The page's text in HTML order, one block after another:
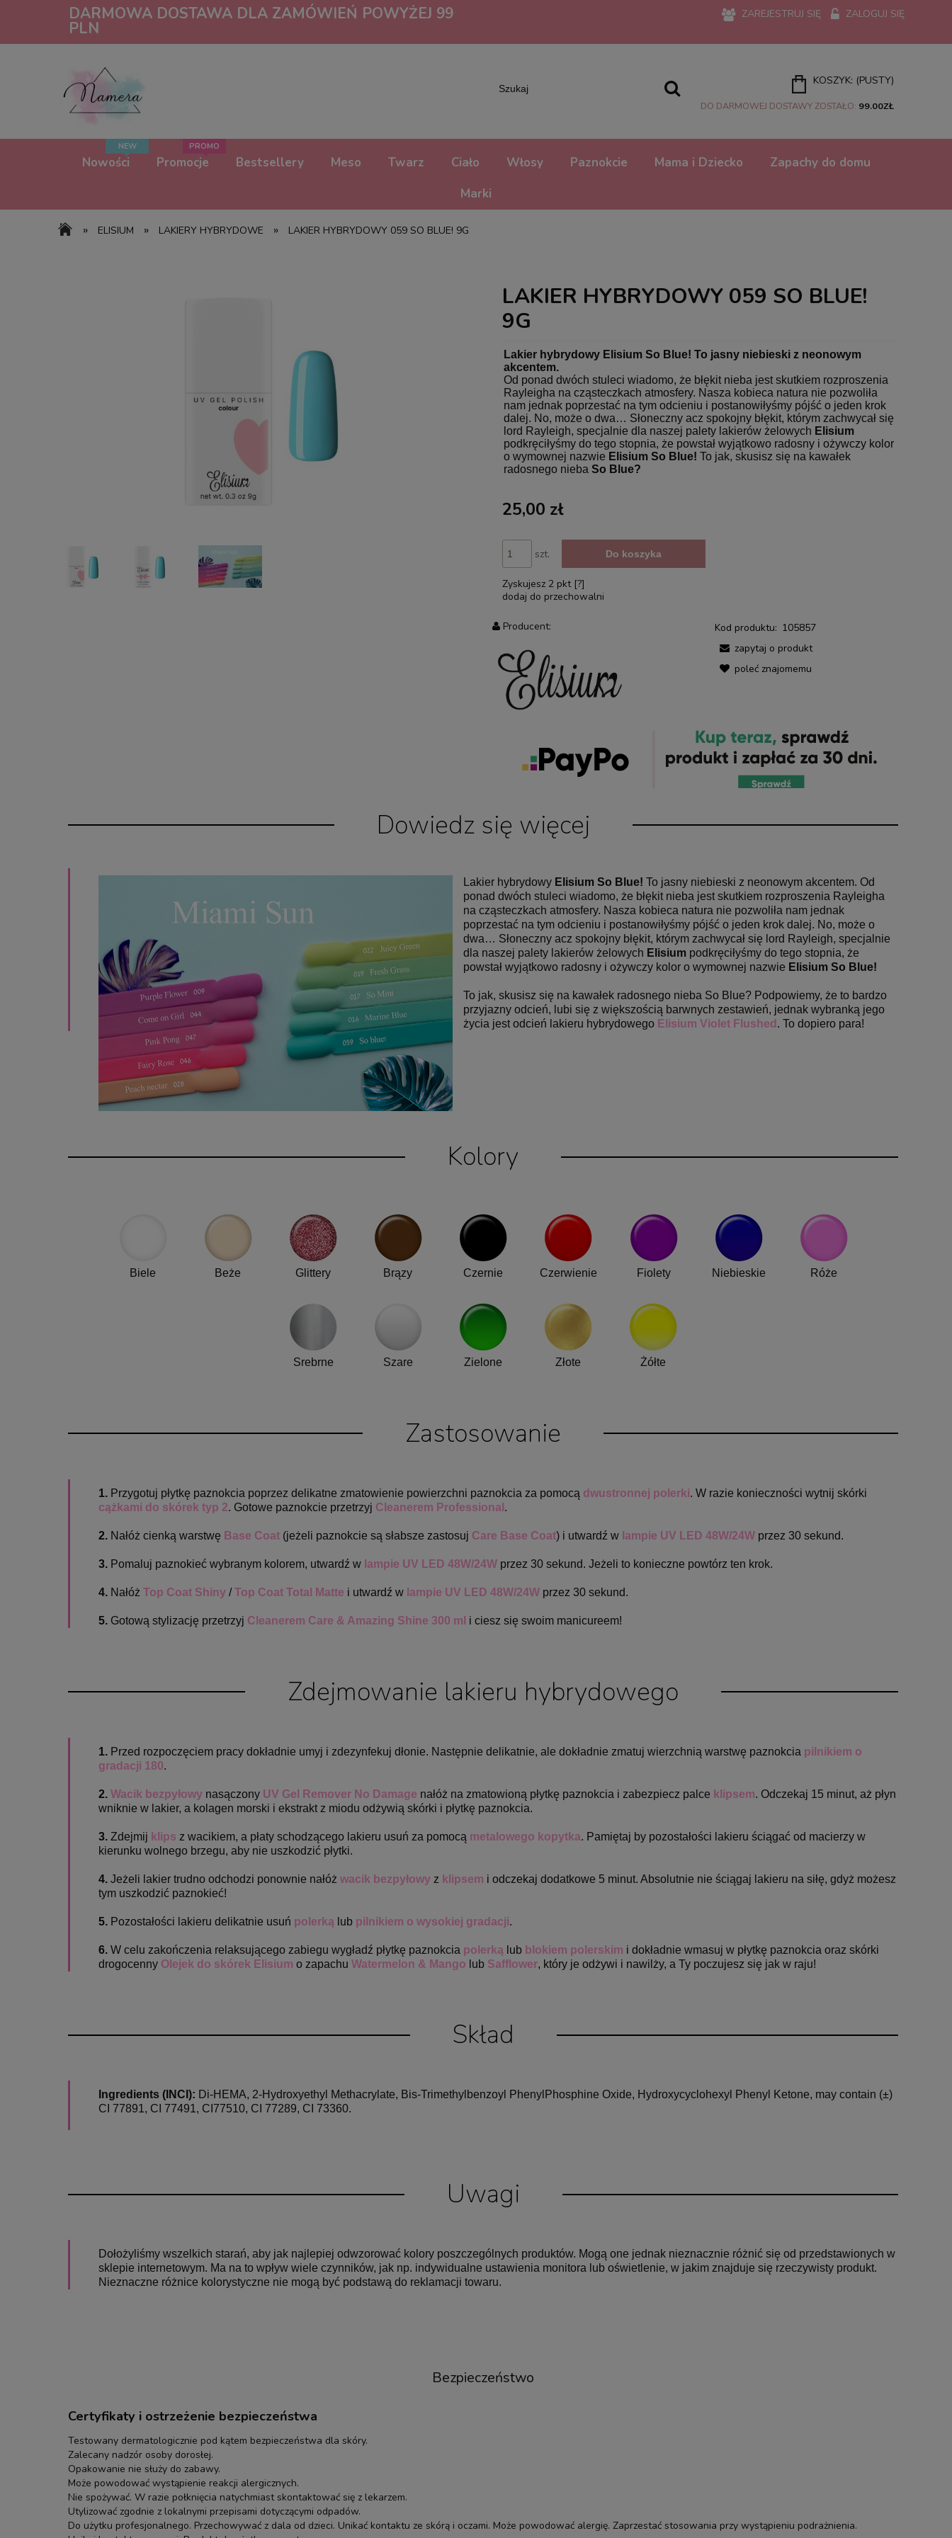
DARMOWA DOSTAWA DLA ZAMÓWIEŃ POWYŻEJ 99
PLN
ZAREJESTRUJ SIĘ ZALOGUJ SIĘ
KOSZYK: (PUSTY)
DO DARMOWEJ DOSTAWY ZOSTAŁO: 99.00ZŁ
Nowości Promocje Bestsellery Meso Twarz Ciało Włosy Paznokcie Mama i Dziecko
Zapachy do domu
Marki
» ELISIUM » LAKIERY HYBRYDOWE » LAKIER HYBRYDOWY 059 SO BLUE! 9G
LAKIER HYBRYDOWY 059 SO BLUE!
9G
Lakier hybrydowy Elisium So Blue! To jasny niebieski z neonowym
akcentem.
Od ponad dwóch stuleci wiadomo, że błękit nieba jest skutkiem rozproszenia
Rayleigha na cząsteczkach atmosfery. Nasza kobieca natura nie pozwoliła
nam jednak poprzestać na tym odcieniu i postanowiłyśmy pójść o jeden krok
dalej. No, może o dwa… Słoneczny acz spokojny błękit, którym zachwycał się
lord Rayleigh, specjalnie dla naszej palety lakierów żelowych Elisium
podkręciłyśmy do tego stopnia, że powstał wyjątkowo radosny i ożywczy kolor
o wymownej nazwie Elisium So Blue! To jak, skusisz się na kawałek
radosnego nieba So Blue?
25,00 zł
szt. Do koszyka
Zyskujesz 2pkt [?]
dodaj do przechowalni
Producent: Kod produktu: 105857
zapytaj o produkt
poleć znajomemu
Dowiedz się więcej
Lakier hybrydowy Elisium So Blue! To jasny niebieski z neonowym akcentem. Od
ponad dwóch stuleci wiadomo, że błękit nieba jest skutkiem rozproszenia Rayleigha
na cząsteczkach atmosfery. Nasza kobieca natura nie pozwoliła nam jednak
poprzestać na tym odcieniu i postanowiłyśmy pójść o jeden krok dalej. No, może o
dwa… Słoneczny acz spokojny błękit, którym zachwycał się lord Rayleigh, specjalnie
dla naszej palety lakierów żelowych Elisium podkręciłyśmy do tego stopnia, że
powstał wyjątkowo radosny i ożywczy kolor o wymownej nazwie Elisium So Blue!
To jak, skusisz się na kawałek radosnego nieba So Blue? Podpowiemy, że to bardzo
przyjazny odcień, lubi się z większością barwnych zestawień, jednak wybranką jego
życia jest odcień lakieru hybrydowego Elisium Violet Flushed . To dopiero para!
Kolory
Biele Beże Glittery Brązy Czernie Czerwienie Fiolety Niebieskie Róże
Srebrne Szare Zielone Złote Żółte
Zastosowanie
1. Przygotuj płytkę paznokcia poprzez delikatne zmatowienie powierzchni paznokcia za pomocą dwustronnej polerki. W razie konieczności wytnij skórki
cążkami do skórek typ 2. Gotowe paznokcie przetrzyj Cleanerem Professional .
2. Nałóż cienką warstwę Base Coat (jeżeli paznokcie są słabsze zastosuj Care Base Coat) i utwardź w lampie UV LED 48W/24W przez 30 sekund.
3. Pomaluj paznokieć wybranym kolorem, utwardź w lampie UV LED 48W/24W przez 30 sekund. Jeżeli to konieczne powtórz ten krok.
4. Nałóż Top Coat Shiny /Top Coat Total Matte i utwardź w lampie UV LED 48W/24W przez 30 sekund.
5. Gotową stylizację przetrzyj Cleanerem Care & Amazing Shine 300 ml i ciesz się swoim manicureem!
Zdejmowanie lakieru hybrydowego
1. Przed rozpoczęciem pracy dokładnie umyj i zdezynfekuj dłonie. Następnie delikatnie, ale dokładnie zmatuj wierzchnią warstwę paznokcia pilnikiem o
gradacji 180.
2. Wacik bezpyłowy nasączony UV Gel Remover No Damage nałóż na zmatowioną płytkę paznokcia i zabezpiecz palce klipsem. Odczekaj 15 minut, aż płyn
wniknie w lakier, a kolagen morski i ekstrakt z miodu odżywią skórki i płytkę paznokcia.
3. Zdejmij klips z wacikiem, a płaty schodzącego lakieru usuń za pomocą metalowego kopytka. Pamiętaj by pozostałości lakieru ściągać od macierzy w
kierunku wolnego brzegu, aby nie uszkodzić płytki.
4. Jeżeli lakier trudno odchodzi ponownie nałóż wacik bezpyłowy z klipsem i odczekaj dodatkowe 5 minut. Absolutnie nie ściągaj lakieru na siłę, gdyż możesz
tym uszkodzić paznokieć!
5. Pozostałości lakieru delikatnie usuń polerką lub pilnikiem o wysokiej gradacji.
6. W celu zakończenia relaksującego zabiegu wygładź płytkę paznokcia polerką lub blokiem polerskim i dokładnie wmasuj w płytkę paznokcia oraz skórki
drogocenny Olejek do skórek Elisium o zapachu Watermelon & Mango lub Safflower, który je odżywi i nawilży, a Ty poczujesz się jak w raju!
Skład
Ingredients (INCI): Di-HEMA, 2-Hydroxyethyl Methacrylate, Bis-Trimethylbenzoyl PhenylPhosphine Oxide, Hydroxycyclohexyl Phenyl Ketone, may contain (±)
CI 77891, CI 77491, CI77510, CI 77289, CI 73360.
Uwagi
Dołożyliśmy wszelkich starań, aby jak najlepiej odwzorować kolory poszczególnych produktów. Mogą one jednak nieznacznie różnić się od przedstawionych w
sklepie internetowym. Ma na to wpływ wiele czynników, jak np. indywidualne ustawienia monitora lub oświetlenie, w jakim znajduje się rzeczywisty produkt.
Nieznaczne różnice kolorystyczne nie mogą być podstawą do reklamacji towaru.
Bezpieczeństwo
Certyfikaty i ostrzeżenie bezpieczeństwa
Testowany dermatologicznie pod kątem bezpieczeństwa dla skóry.
Zalecany nadzór osoby dorosłej.
Opakowanie nie służy do zabawy.
Może powodować wystąpienie reakcji alergicznych.
Nie spożywać. W razie połknięcia natychmiast skontaktować się z lekarzem.
Utylizować zgodnie z lokalnymi przepisami dotyczącymi odpadów.
Do użytku profesjonalnego. Przechowywać z dala od dzieci. Unikać kontaktu ze skórą i oczami. Może powodować alergię. Zaprzestać stosowania przy wystąpieniu podrażnienia.